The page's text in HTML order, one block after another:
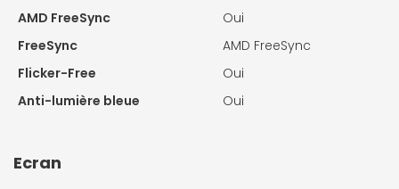
AMD FreeSync
Oui
FreeSync
AMD FreeSync
Flicker-Free
Oui
Anti-lumière bleue
Oui
Ecran